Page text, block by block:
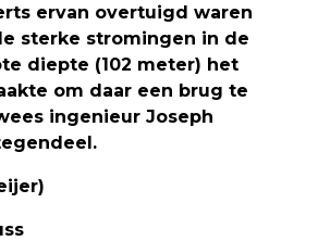
ervan overtuigd waren
sterke stromingen in de
diepte (102 meter) het
om daar een brug te
ingenieur Joseph